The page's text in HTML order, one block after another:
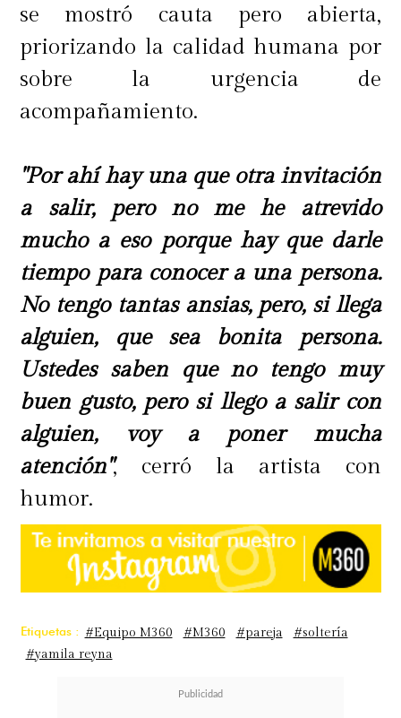
se mostró cauta pero abierta,
priorizando la calidad humana por
sobre la urgencia de
acompañamiento.
"Por ahí hay una que otra invitación
a salir, pero no me he atrevido
mucho a eso porque hay que darle
tiempo para conocer a una persona.
No tengo tantas ansias, pero, si llega
alguien, que sea bonita persona.
Ustedes saben que no tengo muy
buen gusto, pero si llego a salir con
alguien, voy a poner mucha
atención", cerró la artista con
humor.
Etiquetas : #Equipo M360 #M360 #pareja
#soltería
#yamila reyna